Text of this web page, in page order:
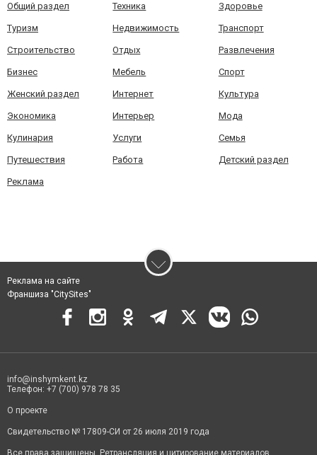
Общий раздел Техника Здоровье
Туризм Недвижимость Транспорт
Строительство Отдых Развлечения
Бизнес Мебель Спорт
Женский раздел Интернет Культура
Экономика Интерьер Мода
Кулинария Услуги Семья
Путешествия Работа Детский раздел
Реклама
Реклама на сайте
Франшиза "CitySites"
info@inshymkent.kz
Телефон: +7 (700) 978 78 35
О проекте
Свидетельство № 17809-СИ от 26 июля 2019 года
Все права защищены. Ретрансляция и цитирование материалов